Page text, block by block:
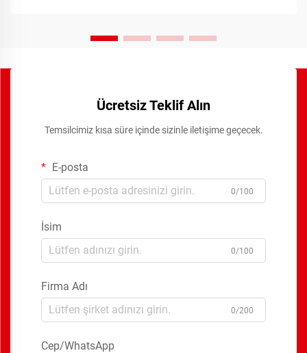
Ücretsiz Teklif Alın
Temsilcimiz kısa süre içinde sizinle iletişime geçecek.
E-posta
0/100
İsim
0/100
Firma Adı
0/200
Cep/WhatsApp